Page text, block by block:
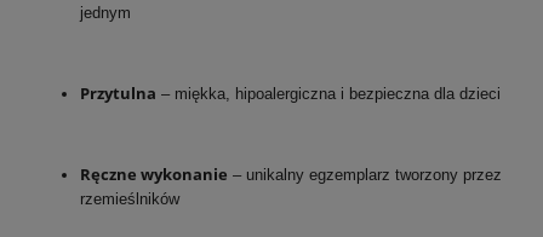
jednym
Przytulna – miękka, hipoalergiczna i bezpieczna dla dzieci
Ręczne wykonanie – unikalny egzemplarz tworzony przez
rzemieślników